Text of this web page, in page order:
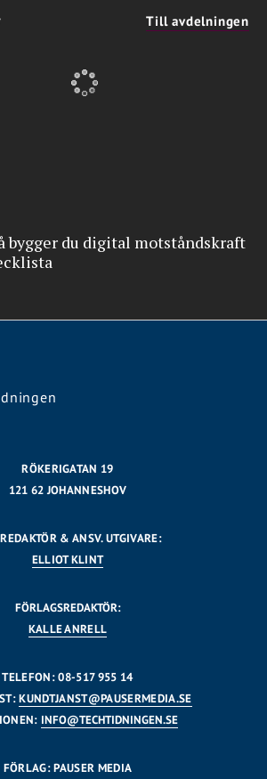
Till avdelningen
bygger du digital motståndskraft
RÖKERIGATAN 19
121 62 JOHANNESHOV
& ANSV. UTGIVARE:
ELLIOT KLINT
FÖRLAGSREDAKTÖR:
KALLE ANRELL
TELEFON: 08-517 955 14
KUNDTJANST@PAUSERMEDIA.SE
INFO@TECHTIDNINGEN.SE
FÖRLAG: PAUSER MEDIA